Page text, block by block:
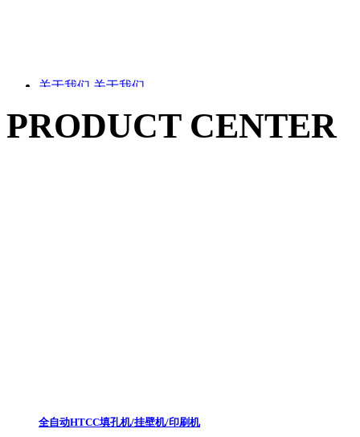
关于我们 关于我们
企业简介
产品中心 产品中心
成立于2010年，专业研发生产厚膜工艺用丝网印刷设备
PRODUCT CENTER
全自动HTCC填孔机/挂壁机/印刷机